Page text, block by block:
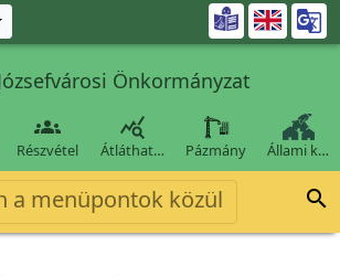

Önkormányzat

Részvétel

Átláthat… Pázmány Állami k…
a menüpontok közül 